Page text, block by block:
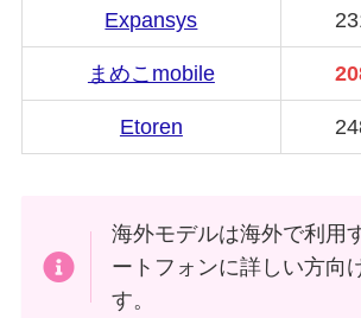
Expansys
まめこmobile
Etoren
海外モデルは海外で利用
ートフォンに詳しい方向
す。